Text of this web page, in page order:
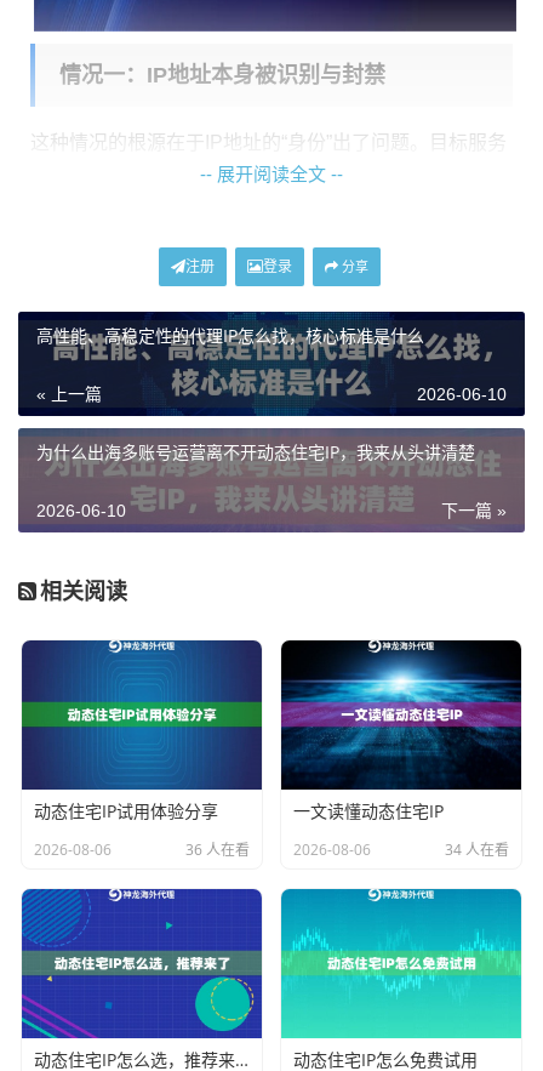
情况一：IP地址本身被识别与封禁
这种情况的根源在于IP地址的“身份”出了问题。目标服务
器通过检测，判断该IP不属于“正常”用户访问，从而直接
1. IP被列入黑名单：该IP地址可能因为之前其他用户的
久或临时封禁。
2. 使用数据中心IP：许多网站能识别IP是否来自亚马逊A
WS、谷歌云等数据中心。对于电商、社媒等平台，数据
中心IP的信任度极低，极易触发风控。
3. 地理定位不匹配：
虽然IP显示为美国，但实际网络路
应对此类限制，关键在于
。这类IP来源于真实的家庭宽带网
络，IP段归属于本地互联网服务提供商（ISP），拥有极
高的真实性和可信度，能有效绕过针对数据中心IP和黑
名单IP的封锁。其
的特性，让访问行为看起来
与当地真实居民无异。
即使使用了一个干净、真实的住宅IP，如果操作行为不
像“人”，同样会触发限制。这是更高级别的风控策略，关
注点从“你是谁”转向了“你在做什么”。异常行为模式包
括：
-- 展开阅读全文 --
注册 登录 分享
高性能、高稳定性的代理IP怎么找，核心标准是什么
« 上一篇 2026-06-10
为什么出海多账号运营离不开动态住宅IP，我来从头讲清楚
下一篇 »
2026-06-10
相关阅读
动态住宅IP试用体验分享
2026-08-06 36 人在看
一文读懂动态住宅IP
2026-08-06 34 人在看
动态住宅IP怎么选，推荐来了 动态住宅IP怎么免费试用